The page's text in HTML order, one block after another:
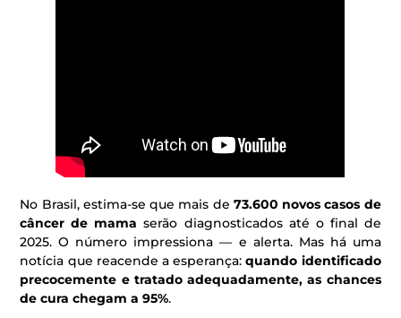
No Brasil, estima-se que mais de 73.600 novos casos de
câncer de mama serão diagnosticados até o final de
2025. O número impressiona — e alerta. Mas há uma
notícia que reacende a esperança:quando identificado
precocemente e tratado adequadamente, as chances
de cura chegam a 95%.